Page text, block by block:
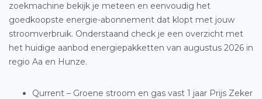
zoekmachine bekijk je meteen en eenvoudig het
goedkoopste energie-abonnement dat klopt met jouw
stroomverbruik. Onderstaand check je een overzicht met
het huidige aanbod energiepakketten van augustus 2026 in
regio Aa en Hunze.
Qurrent – Groene stroom en gas vast 1 jaar Prijs Zeker